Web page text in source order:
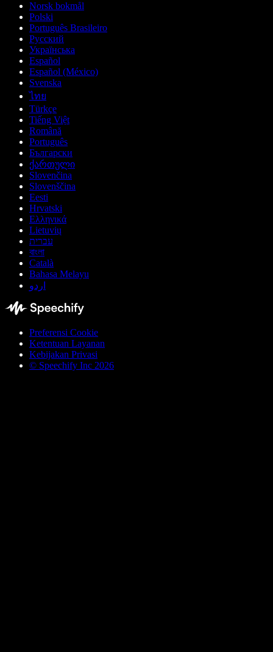
Norsk bokmål
Polski
Português Brasileiro
Русский
Українська
Español
Español (México)
Svenska
ไทย
Türkçe
Tiếng Việt
Română
Português
Български
ქართული
Slovenčina
Slovenščina
Eesti
Hrvatski
Ελληνικά
Lietuvių
עברית
বাংলা
Català
Bahasa Melayu
اردو
Preferensi Cookie
Ketentuan Layanan
Kebijakan Privasi
© Speechify Inc 2026